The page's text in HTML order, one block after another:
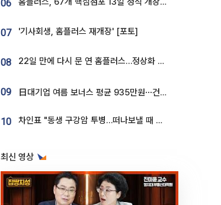
06
07 '기사회생, 홈플러스 재개장' [포토]
08 22일 만에 다시 문 연 홈플러스…정상화 바쁜데 재고 없어 ‘발동동’[가보니]
09 日대기업 여름 보너스 평균 935만원⋯건설회사 1800만 넘어
10 차인표 "동생 구강암 투병…떠나보낼 때 가장 힘들었다”
최신 영상